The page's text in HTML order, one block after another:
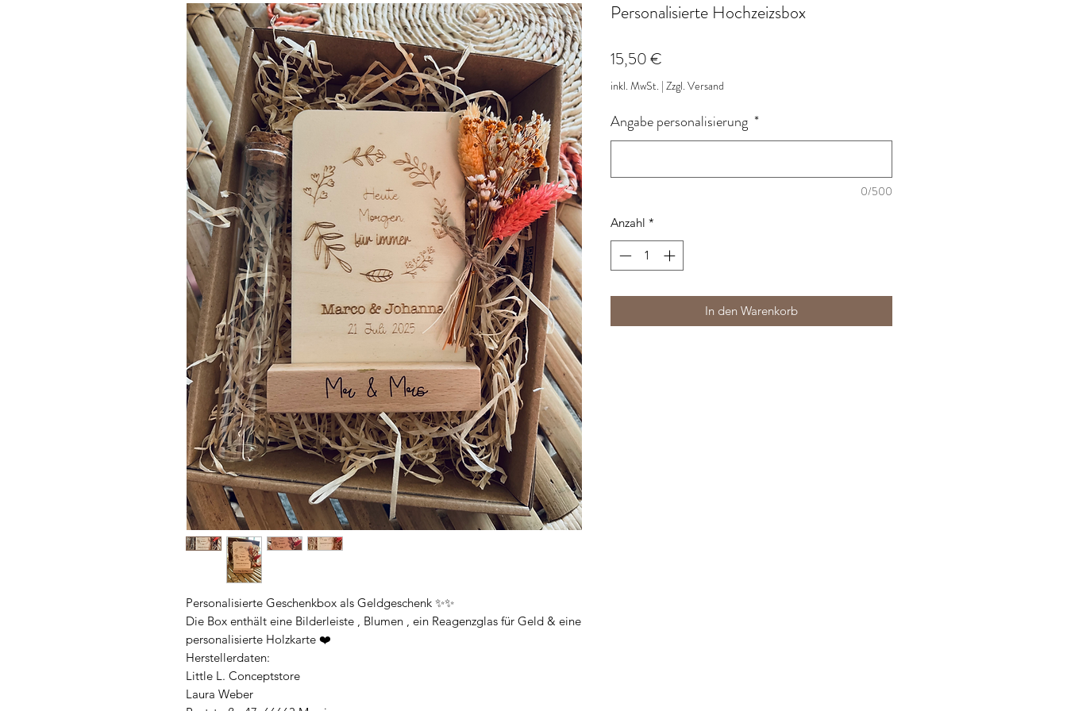
Personalisierte Geschenkbox als Geldgeschenk ✨✨
Die Box enthält eine Bilderleiste , Blumen , ein Reagenzglas für Geld & eine
personalisierte Holzkarte ❤️
Herstellerdaten:
Little L. Conceptstore
Laura Weber
Personalisierte Hochzeizsbox
15,50 €
inkl. MwSt. | Zzgl. Versand
Angabe personalisierung *
0/500
Anzahl *
In den Warenkorb